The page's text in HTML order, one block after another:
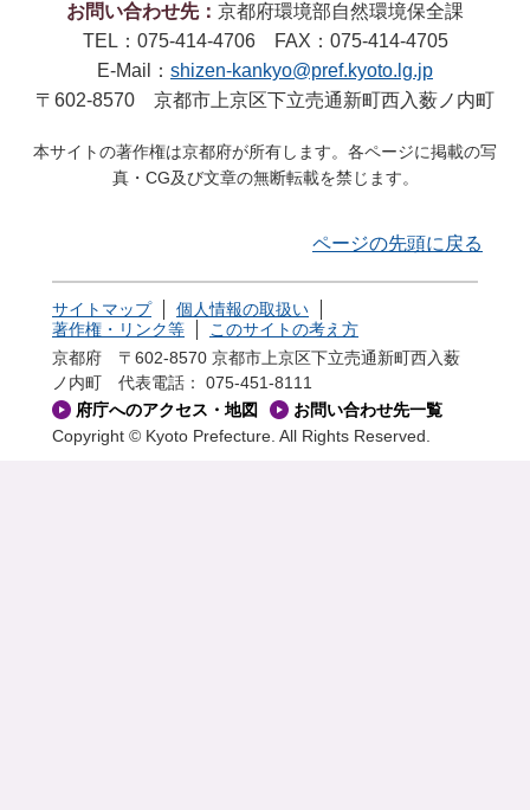
お問い合わせ先： 京都府環境部自然環境保全課
TEL：075-414-4706 FAX：075-414-4705
E-Mail： shizen-kankyo@pref.kyoto.lg.jp
〒602-8570 京都市上京区下立売通新町西入薮ノ内町
本サイトの著作権は京都府が所有します。各ページに掲載の写
真・CG及び文章の無断転載を禁じます。
ページの先頭に戻る
サイトマップ
個人情報の取扱い
著作権・リンク等
このサイトの考え方
京都府 〒602-8570 京都市上京区下立売通新町西入薮
ノ内町
代表電話： 075-451-8111
府庁へのアクセス・地図
お問い合わせ先一覧
Copyright © Kyoto Prefecture. All Rights Reserved.